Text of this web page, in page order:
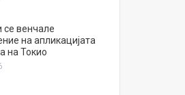
се венчале
на апликацијата
на Токио